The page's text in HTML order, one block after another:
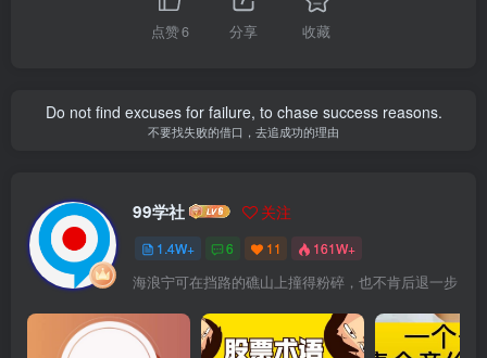
点赞6 分享 收藏
Do not find excuses for failure, to chase success reasons.
不要找失败的借口，去追成功的理由
99学社 关注
1.4W+ 6 11 161W+
海浪宁可在挡路的礁山上撞得粉碎，也不肯后退一步